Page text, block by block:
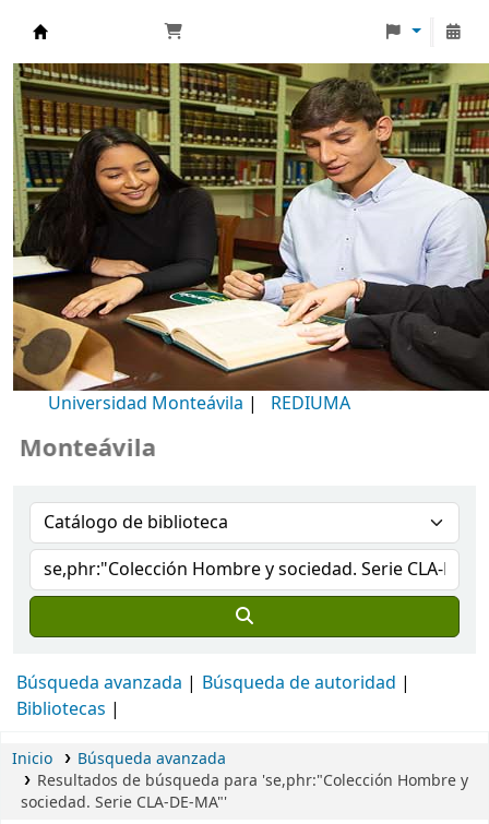
Biblioteca Universidad Monteávila
Universidad Monteávila | REDIUMA
Búsqueda avanzada
Búsqueda de autoridad
Bibliotecas
Inicio
Búsqueda avanzada
Resultados de búsqueda para 'se,phr:"Colección Hombre y
sociedad. Serie CLA-DE-MA"'